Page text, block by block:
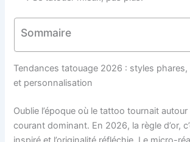
Sommaire
Tendances tatouage 2026 : styles phares,
et personnalisation
Oublie l’époque où le tattoo tournait autour
courant dominant. En 2026, la règle d’or,